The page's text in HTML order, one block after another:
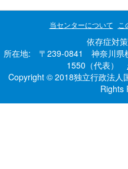
当センターについて
依存症対
所在地: 〒239-0841 神奈川県
1550（代表）
Copyright © 2018独立行政法人
Rights